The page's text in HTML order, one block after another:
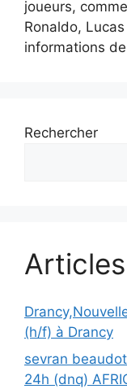
joueurs,
Ronaldo,
informations
Rechercher
(h/f) à Drancy
sevran
24h (dnq)